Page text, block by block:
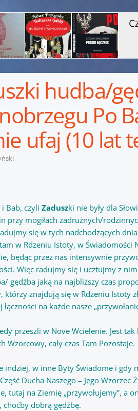
hudba/
Po
ufaj (10 lat
i Bab, czyliZaduszki nie były dla
przy mogiłach zadrużnych/
się w tych nadchodzących
w Rdzeniu Istoty, w Świadomości
będąc przez nas intensywnie
Więc radujmy się i ucztujmy z
gędźba jaką na najbliższy czas
którzy znajdują się w Rdzeniu Istoty
na każde nasze
przeszli w Nove Wcielenie. Jest
Wzorcowy, cały czas Tam Pozostaje.
indziej, w inne Byty Świadome i
Ducha Naszego – Jego
tutaj na Ziemię „przywołujemy”, a
dobrą gędźbę.